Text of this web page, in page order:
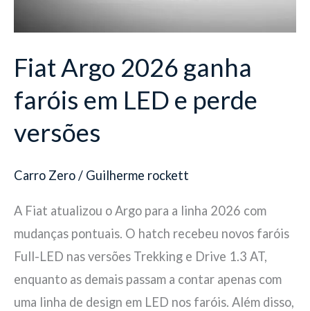
Fiat Argo 2026 ganha
faróis em LED e perde
versões
Carro Zero/ Guilherme rockett
A Fiat atualizou o Argo para a linha 2026 com
mudanças pontuais. O hatch recebeu novos faróis
Full-LED nas versões Trekking e Drive 1.3 AT,
enquanto as demais passam a contar apenas com
uma linha de design em LED nos faróis. Além disso,
perde
versões